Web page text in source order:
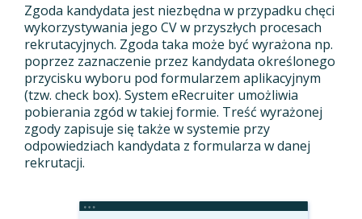
Zgoda kandydata jest niezbędna w przypadku chęci
wykorzystywania jego CV w przyszłych procesach
rekrutacyjnych. Zgoda taka może być wyrażona np.
poprzez zaznaczenie przez kandydata określonego
przycisku wyboru pod formularzem aplikacyjnym
(tzw. check box). System eRecruiter umożliwia
pobierania zgód w takiej formie. Treść wyrażonej
zgody zapisuje się także w systemie przy
odpowiedziach kandydata z formularza w danej
rekrutacji.